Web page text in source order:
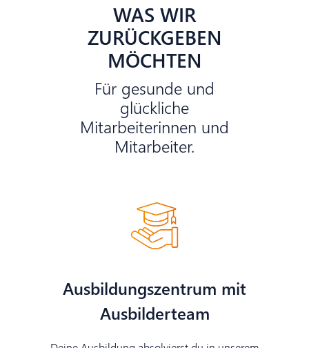
WAS WIR
ZURÜCKGEBEN
MÖCHTEN
Für gesunde und
glückliche
Mitarbeiterinnen und
Mitarbeiter.
Ausbildungszentrum mit
Ausbilderteam